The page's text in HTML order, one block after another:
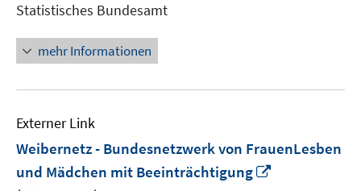
Fenster
öffnen
Statistisches Bundesamt
mehr Informationen
Externer Link
Weibernetz - Bundesnetzwerk von FrauenLesben
und Mädchen mit Beeinträchtigung